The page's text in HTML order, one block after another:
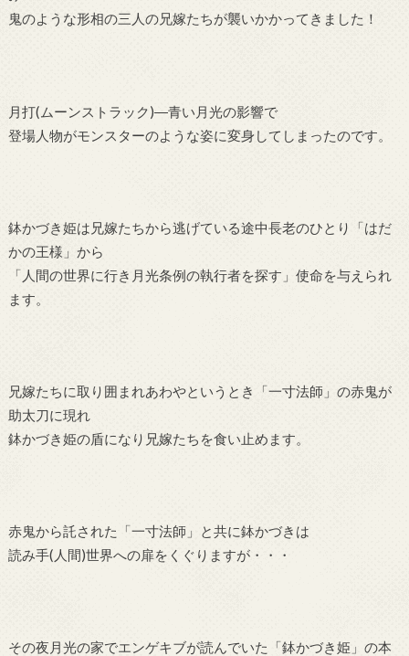
鬼のような形相の三人の兄嫁たちが襲いかかってきました！
月打(ムーンストラック)―青い月光の影響で
登場人物がモンスターのような姿に変身してしまったのです。
鉢かづき姫は兄嫁たちから逃げている途中長老のひとり「はだ
かの王様」から
「人間の世界に行き月光条例の執行者を探す」使命を与えられ
ます。
兄嫁たちに取り囲まれあわやというとき「一寸法師」の赤鬼が
助太刀に現れ
鉢かづき姫の盾になり兄嫁たちを食い止めます。
赤鬼から託された「一寸法師」と共に鉢かづきは
読み手(人間)世界への扉をくぐりますが・・・
その夜月光の家でエンゲキブが読んでいた「鉢かづき姫」の本